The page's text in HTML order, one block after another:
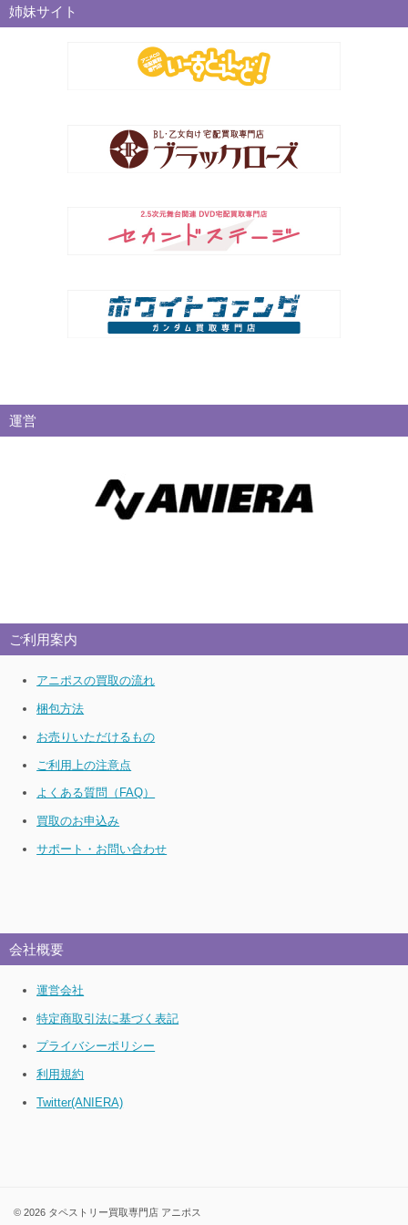
姉妹サイト
運営
ご利用案内
アニポスの買取の流れ
梱包方法
お売りいただけるもの
ご利用上の注意点
よくある質問（FAQ）
買取のお申込み
サポート・お問い合わせ
会社概要
運営会社
特定商取引法に基づく表記
プライバシーポリシー
利用規約
Twitter(ANIERA)
© 2026 タペストリー買取専門店 アニポス